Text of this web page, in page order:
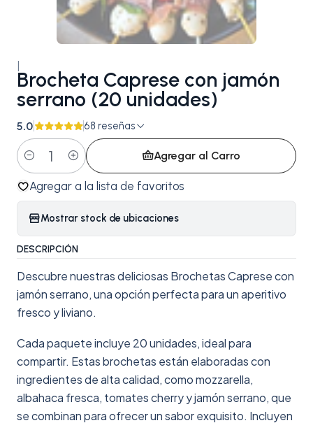
Brocheta Caprese con jamón
serrano (20 unidades)
5.0 68 reseñas
Cantidad
Agregar al Carro
Agregar a la lista de favoritos
Mostrar stock de ubicaciones
DESCRIPCIÓN
Descubre nuestras deliciosas Brochetas Caprese con
jamón serrano, una opción perfecta para un aperitivo
fresco y liviano.
Cada paquete incluye 20 unidades, ideal para
compartir. Estas brochetas están elaboradas con
ingredientes de alta calidad, como mozzarella,
albahaca fresca, tomates cherry y jamón serrano, que
se combinan para ofrecer un sabor exquisito. Incluyen